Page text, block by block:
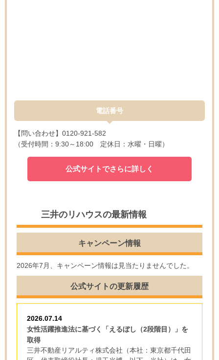
電話番号
【問い合わせ】0120-921-582
（受付時間：9:30～18:00 定休日：水曜・日曜）
公式サイトでさらに詳しく
三井のリハウスの最新情報
キャンペーン情報
2026年7月、キャンペーン情報は見当たりませんでした。
公式サイトの更新履歴
2026.07.14
女性活躍推進法に基づく「えるぼし（2段階目）」を
取得
三井不動産リアルティ株式会社（本社：東京都千代田